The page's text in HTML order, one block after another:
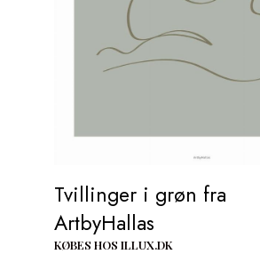
Tvillinger i grøn fra
ArtbyHallas
KØBES HOS ILLUX.DK